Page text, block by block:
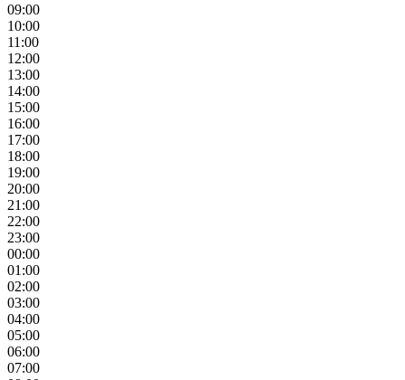
09:00
10:00
11:00
12:00
13:00
14:00
15:00
16:00
17:00
18:00
19:00
20:00
21:00
22:00
23:00
00:00
01:00
02:00
03:00
04:00
05:00
06:00
07:00